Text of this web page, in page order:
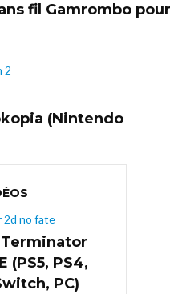
fil Gamrombo pour
(Nintendo
(PS5, PS4,
PC)